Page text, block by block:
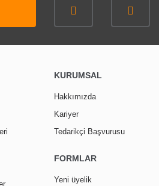
KURUMSAL
Hakkımızda
Kariyer
Tedarikçi Başvurusu
FORMLAR
Yeni üyelik